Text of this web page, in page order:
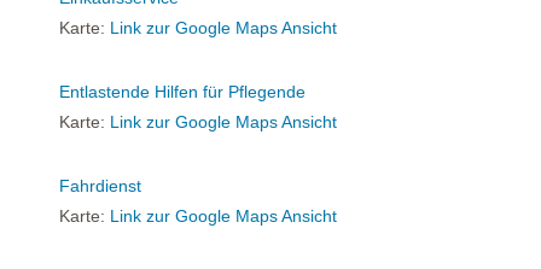
Karte: Link zur Google Maps Ansicht
Entlastende Hilfen für Pflegende
Karte: Link zur Google Maps Ansicht
Fahrdienst
Karte: Link zur Google Maps Ansicht